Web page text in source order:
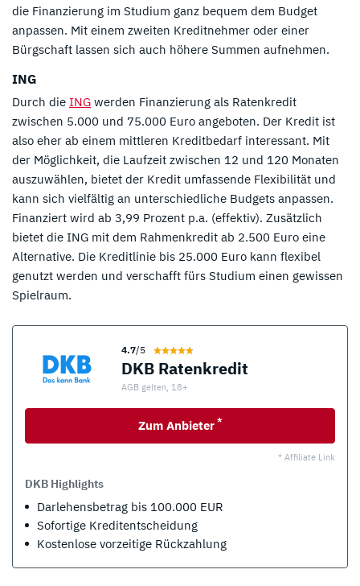
die Finanzierung im Studium ganz bequem dem Budget
anpassen. Mit einem zweiten Kreditnehmer oder einer
Bürgschaft lassen sich auch höhere Summen aufnehmen.
ING
Durch die ING werden Finanzierung als Ratenkredit
zwischen 5.000 und 75.000 Euro angeboten. Der Kredit ist
also eher ab einem mittleren Kreditbedarf interessant. Mit
der Möglichkeit, die Laufzeit zwischen 12 und 120 Monaten
auszuwählen, bietet der Kredit umfassende Flexibilität und
kann sich vielfältig an unterschiedliche Budgets anpassen.
Finanziert wird ab 3,99 Prozent p.a. (effektiv). Zusätzlich
bietet die ING mit dem Rahmenkredit ab 2.500 Euro eine
Alternative. Die Kreditlinie bis 25.000 Euro kann flexibel
genutzt werden und verschafft fürs Studium einen gewissen
Spielraum.
4.7/5
DKB Ratenkredit
AGB gelten, 18+
Zum Anbieter *
* Affiliate Link
DKB Highlights
Darlehensbetrag bis 100.000 EUR
Sofortige Kreditentscheidung
Kostenlose vorzeitige Rückzahlung